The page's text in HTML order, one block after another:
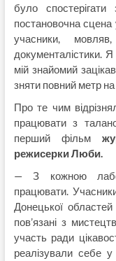
було
постановочна сцена
учасники,
документалістики.
мій знайомий
зняти повний метр на
Про те чим
працювати з
перший фільм
режисерки Люби.
— З кожною
працювати.
Донецької
пов’язані з
участь ради
реалізували себе у